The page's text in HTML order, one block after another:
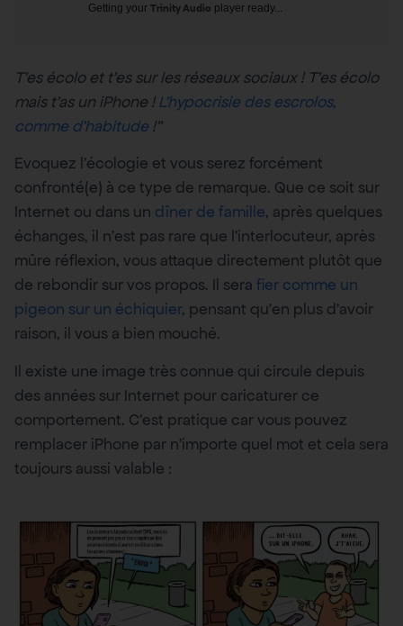
Getting your Trinity Audio player ready...
T’es écolo et t’es sur les réseaux sociaux ! T’es écolo
mais t’as un iPhone !L’hypocrisie des escrolos,
comme d’habitude !”
Evoquez l’écologie et vous serez forcément
confronté(e) à ce type de remarque. Que ce soit sur
Internet ou dans un dîner de famille, après quelques
échanges, il n’est pas rare que l’interlocuteur, après
mûre réflexion, vous attaque directement plutôt que
de rebondir sur vos propos. Il sera fier comme un
pigeon sur un échiquier, pensant qu’en plus d’avoir
raison, il vous a bien mouché.
Il existe une image très connue qui circule depuis
des années sur Internet pour caricaturer ce
comportement. C’est pratique car vous pouvez
remplacer iPhone par n’importe quel mot et cela sera
toujours aussi valable :